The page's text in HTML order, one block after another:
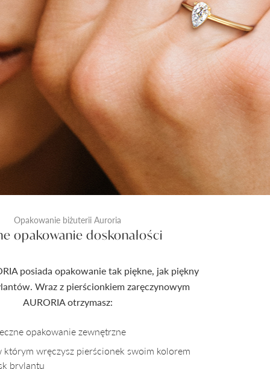
Opakowanie biżuterii Auroria
opakowanie doskonałości
posiada opakowanie tak piękne, jak piękny
Wraz z pierścionkiem zaręczynowym
AURORIA otrzymasz:
opakowanie zewnętrzne
którym wręczysz pierścionek swoim kolorem
brylantu